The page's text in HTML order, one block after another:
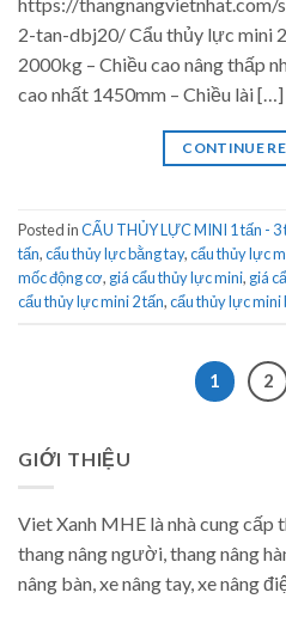
2-tan-dbj20/ Cẩu thủy lực mini
2000kg – Chiều cao nâng thấp
cao nhất 1450mm – Chiều lài […]
CONTINUE
Posted inCẨU THỦY LỰC MINI 1 tấn - 3
tấn,cẩu thủy lực bằng tay,cẩu thủy lực
mốc động cơ, giá cẩu thủy lực mini, giá
cẩu thủy lực mini 2 tấn,cẩu thủy lực mini
1 2
GIỚI THIỆU
Viet Xanh MHE là nhà cung cấp
thang nâng người, thang nâng
nâng bàn, xe nâng tay, xe nâng